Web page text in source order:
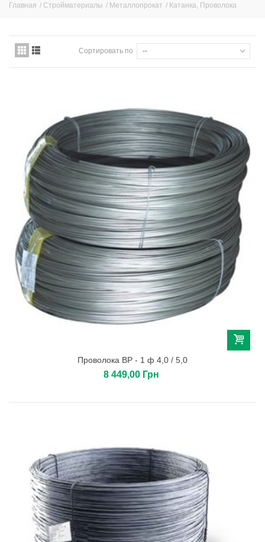
Главная / Стройматериалы / Металлопрокат / Катанка, Проволока
Сортировать по --
Проволока ВР - 1 ф 4,0 / 5,0
8 449,00 Грн